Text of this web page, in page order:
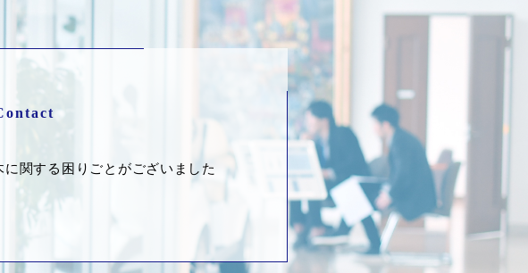
関する困りごとがございました